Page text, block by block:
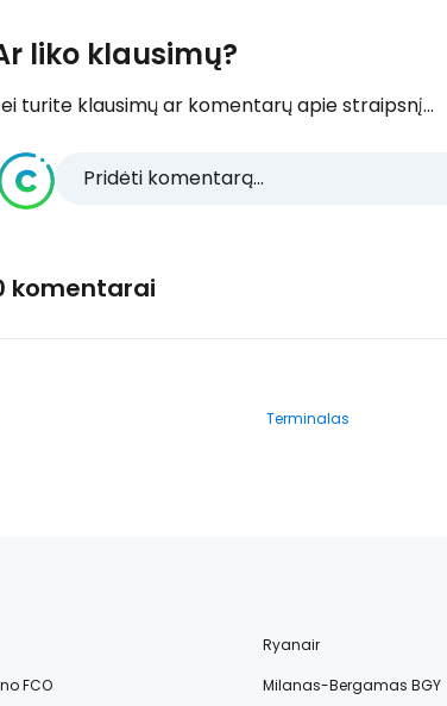
liko klausimų?
turite klausimų ar komentarų apie straipsnį...
Pridėti komentarą...
komentarai
Terminalas
Ryanair
FCO Milanas-Bergamas BGY